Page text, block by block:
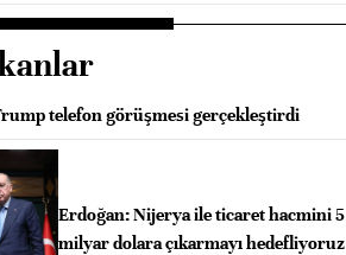
telefon görüşmesi gerçekleştirdi
Erdoğan: Nijerya ile ticaret hacmini 5
milyar dolara çıkarmayı hedefliyoruz